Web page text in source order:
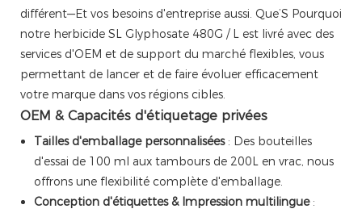
différent—Et vos besoins d'entreprise aussi. Que’S Pourquoi
notre herbicide SL Glyphosate 480G / L est livré avec des
services d'OEM et de support du marché flexibles, vous
permettant de lancer et de faire évoluer efficacement
votre marque dans vos régions cibles.
OEM & Capacités d'étiquetage privées
Tailles d'emballage personnalisées : Des bouteilles
d'essai de 100 ml aux tambours de 200L en vrac, nous
offrons une flexibilité complète d'emballage.
Conception d'étiquettes & Impression multilingue :